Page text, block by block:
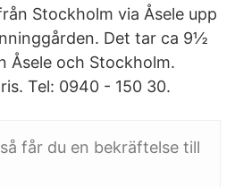
Stockholm via Åsele upp
Det tar ca 9½
Åsele och Stockholm.
Tel: 0940 - 150 30.
får du en bekräftelse till